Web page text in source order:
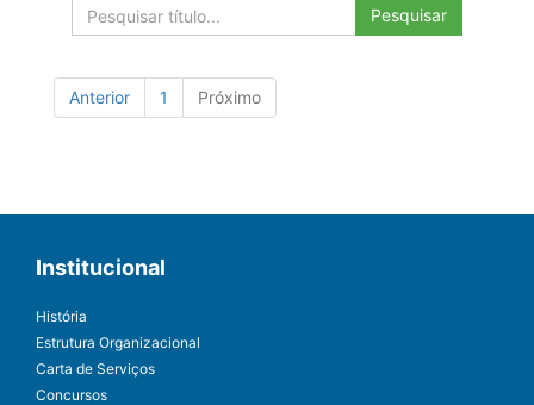
Pesquisar
Anterior 1 Próximo
Institucional
História
Estrutura Organizacional
Carta de Serviços
Concursos